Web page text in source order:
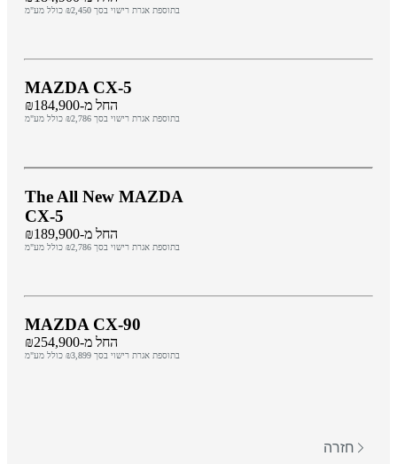
בתוספת אגרת רישוי בסך ₪2,450 כולל מע"מ
MAZDA CX-5
החל מ-₪184,900
בתוספת אגרת רישוי בסך ₪2,786 כולל מע"מ
The All New MAZDA
CX-5
החל מ-₪189,900
בתוספת אגרת רישוי בסך ₪2,786 כולל מע"מ
MAZDA CX-90
החל מ-₪254,900
בתוספת אגרת רישוי בסך ₪3,899 כולל מע"מ
חזרה